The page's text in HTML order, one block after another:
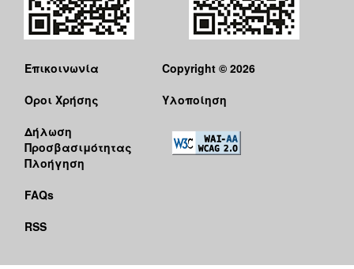
Επικοινωνία
Όροι Χρήσης
Δήλωση
Προσβασιμότητας
Πλοήγηση
FAQs
RSS
Copyright © 2026
Υλοποίηση